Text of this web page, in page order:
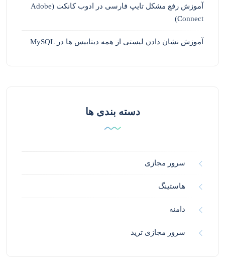
آموزش رفع مشکل تایپ فارسی در ادوب کانکت (Adobe
Connect)
آموزش نشان دادن لیستی از همه دیتابیس ها در MySQL
دسته بندی ها
سرور مجازی
هاستینگ
دامنه
سرور مجازی ترید